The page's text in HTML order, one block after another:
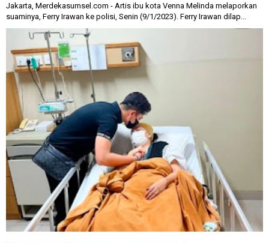
Jakarta, Merdekasumsel.com - Artis ibu kota Venna Melinda melaporkan
suaminya, Ferry Irawan ke polisi, Senin (9/1/2023). Ferry Irawan dilap...